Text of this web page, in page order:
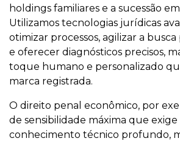
holdings familiares e a sucessão
Utilizamos tecnologias jurídicas
otimizar processos, agilizar a
e oferecer diagnósticos precisos,
toque humano e personalizado
marca registrada.
O direito penal econômico, por
de sensibilidade máxima que exige
conhecimento técnico profundo,